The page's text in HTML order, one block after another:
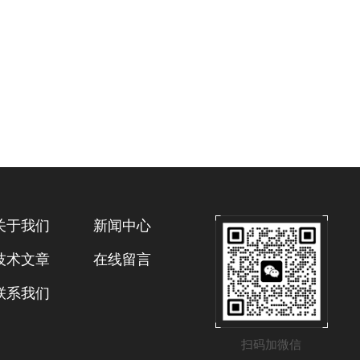
扫码加微信
于我们 新闻中心
术文章 在线留言
系我们